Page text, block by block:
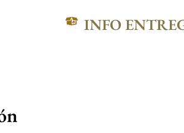
INFO